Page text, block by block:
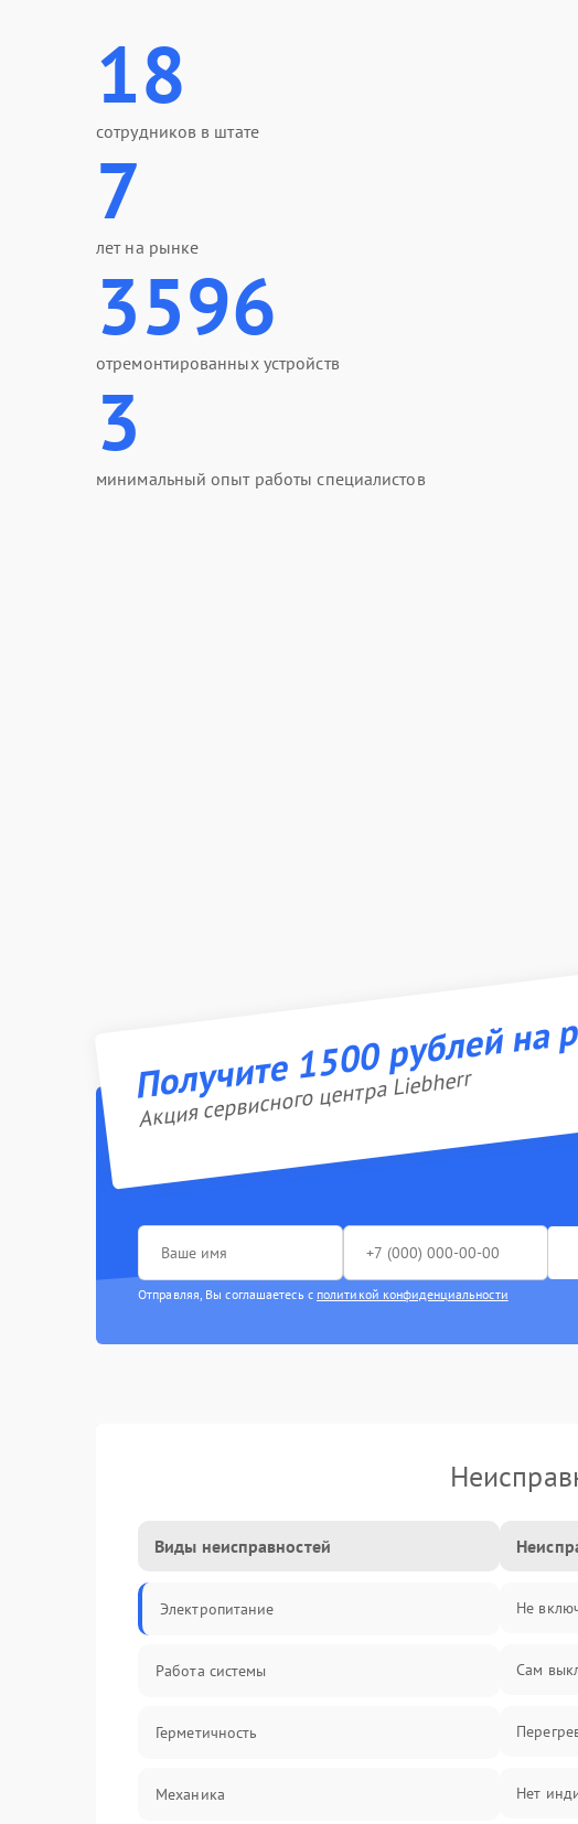
18
сотрудников в штате
7
лет на рынке
3596
отремонтированных устройств
3
минимальный опыт работы специалистов
Получите 1500 рублей на
Акция сервисного центра Liebherr
Отправляя, Вы соглашаетесь с политикой конфиденциальности
Виды неисправностей
Электропитание
Работа системы
Герметичность
Механика
Не
Сам
Нет